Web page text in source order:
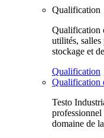
Qualification
Qualification
utilités, salles
stockage et
Qualification
Qualification
Testo
professionnel
domaine de